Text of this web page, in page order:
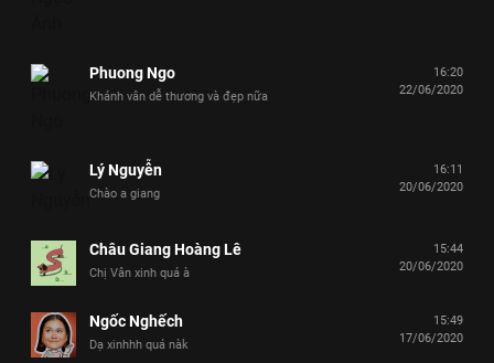
Phuong Ngo
Khánh vân dễ thương và đẹp nữa
16:20
22/06/2020
Lý Nguyễn
Chào a giang
16:11
20/06/2020
Châu Giang Hoàng Lê
Chị Vân xinh quá à
15:44
20/06/2020
Ngốc Nghếch
Dạ xinhhh quá nàk
15:49
17/06/2020